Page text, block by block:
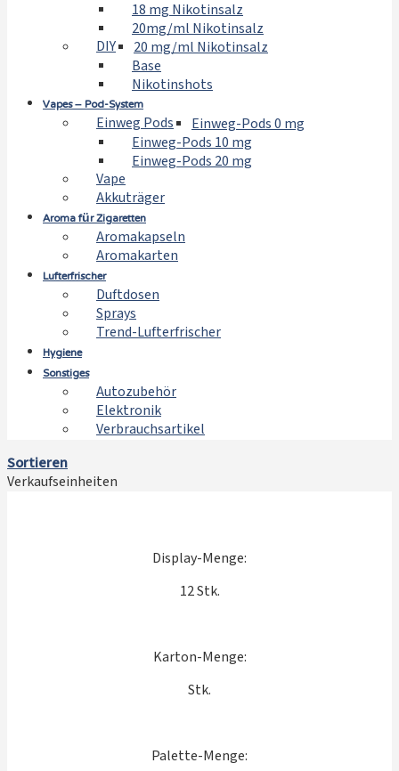
18 mg Nikotinsalz
20mg/ml Nikotinsalz
DIY
20 mg/ml Nikotinsalz
Base
Nikotinshots
Vapes – Pod-System
Einweg Pods
Einweg-Pods 0 mg
Einweg-Pods 10 mg
Einweg-Pods 20 mg
Vape
Akkuträger
Aroma für Zigaretten
Aromakapseln
Aromakarten
Lufterfrischer
Duftdosen
Sprays
Trend-Lufterfrischer
Hygiene
Sonstiges
Autozubehör
Elektronik
Verbrauchsartikel
Sortieren
Verkaufseinheiten
Display-Menge:
12 Stk.
Karton-Menge:
Stk.
Palette-Menge: